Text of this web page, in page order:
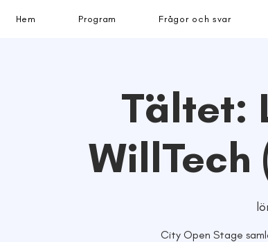
Hem Program Frågor och svar
Tältet:
WillTech
City Open Stage